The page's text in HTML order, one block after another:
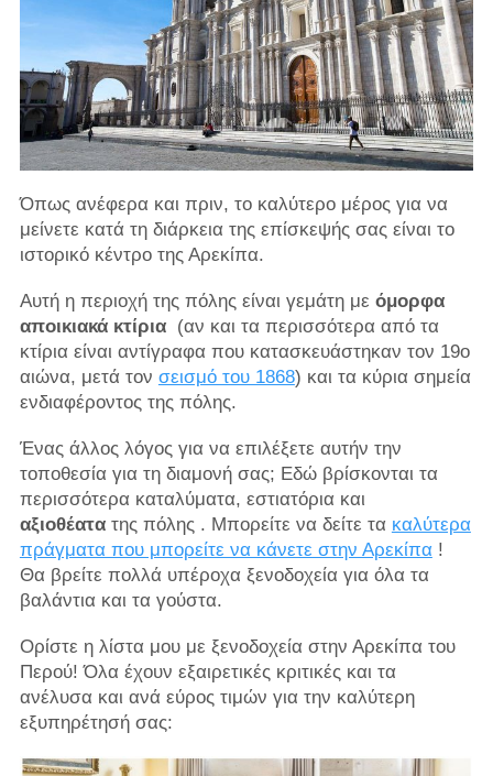
Όπως ανέφερα και πριν, το καλύτερο μέρος για να
μείνετε κατά τη διάρκεια της επίσκεψής σας είναι το
ιστορικό κέντρο της Αρεκίπα.
Αυτή η περιοχή της πόλης είναι γεμάτη με όμορφα
αποικιακά κτίρια(αν και τα περισσότερα από τα
κτίρια είναι αντίγραφα που κατασκευάστηκαν τον 19ο
αιώνα, μετά τον σεισμό του 1868) και τα κύρια σημεία
ενδιαφέροντος της πόλης.
Ένας άλλος λόγος για να επιλέξετε αυτήν την
τοποθεσία για τη διαμονή σας; Εδώ βρίσκονται τα
περισσότερα καταλύματα, εστιατόρια και
αξιοθέατατης πόλης . Μπορείτε να δείτε τα καλύτερα
πράγματα που μπορείτε να κάνετε στην Αρεκίπα!
Θα βρείτε πολλά υπέροχα ξενοδοχεία για όλα τα
βαλάντια και τα γούστα.
Ορίστε η λίστα μου με ξενοδοχεία στην Αρεκίπα του
Περού! Όλα έχουν εξαιρετικές κριτικές και τα
ανέλυσα και ανά εύρος τιμών για την καλύτερη
εξυπηρέτησή σας: